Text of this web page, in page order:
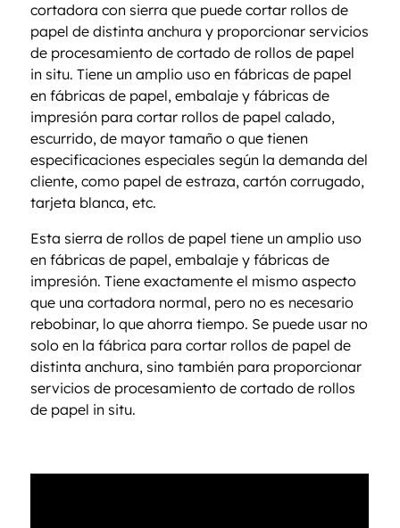
cortadora con sierra que puede cortar rollos de
papel de distinta anchura y proporcionar servicios
de procesamiento de cortado de rollos de papel
in situ. Tiene un amplio uso en fábricas de papel
en fábricas de papel, embalaje y fábricas de
impresión para cortar rollos de papel calado,
escurrido, de mayor tamaño o que tienen
especificaciones especiales según la demanda del
cliente, como papel de estraza, cartón corrugado,
tarjeta blanca, etc.
Esta sierra de rollos de papel tiene un amplio uso
en fábricas de papel, embalaje y fábricas de
impresión. Tiene exactamente el mismo aspecto
que una cortadora normal, pero no es necesario
rebobinar, lo que ahorra tiempo. Se puede usar no
solo en la fábrica para cortar rollos de papel de
distinta anchura, sino también para proporcionar
servicios de procesamiento de cortado de rollos
de papel in situ.